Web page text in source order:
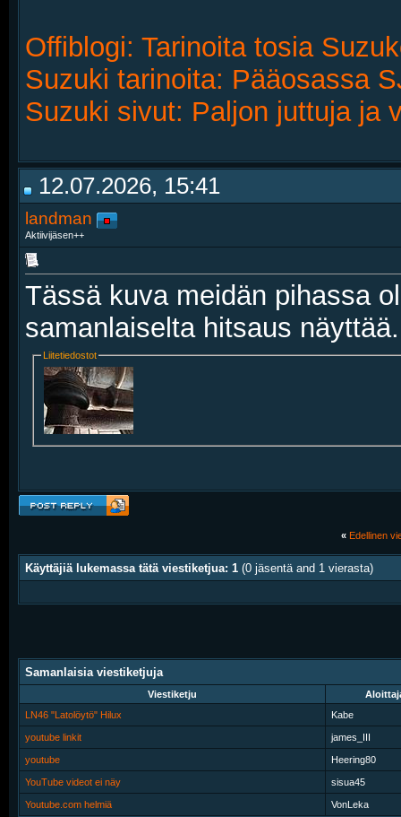
Offiblogi: Tarinoita tosia
Suzuki tarinoita: Pääosassa
Suzuki sivut: Paljon juttuja ja
12.07.2026, 15:41
landman
Aktiivijäsen++
Tässä kuva meidän pihassa
samanlaiselta hitsaus näyttää.
Liitetiedostot
« Edellinen
Käyttäjiä lukemassa tätä viestiketjua: 1 (0 jäsentä and 1 vierasta)
Samanlaisia viestiketjuja
Viestiketju
LN46 "Latolöytö" Hilux
Kabe
youtube linkit james_III
youtube Heering80
YouTube videot ei näy sisua45
Youtube.com helmiä VonLeka